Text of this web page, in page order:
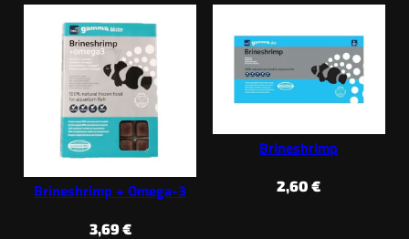
Brineshrimp + Omega-3
3,69€
Brineshrimp
2,60€